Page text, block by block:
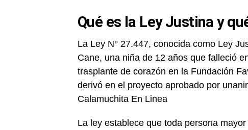
Qué es la Ley Justina y
La Ley N° 27.447, conocida como Ley
Cane, una niña de 12 años que falleció
trasplante de corazón en la Fundación
derivó en el proyecto aprobado por
Calamuchita En Linea
La ley establece que toda persona